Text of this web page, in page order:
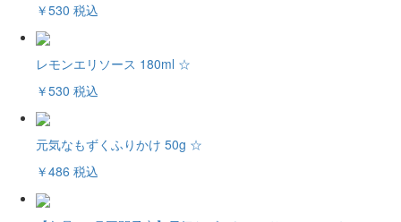
￥530 税込
レモンエリソース 180ml ☆
￥530 税込
元気なもずくふりかけ 50g ☆
￥486 税込